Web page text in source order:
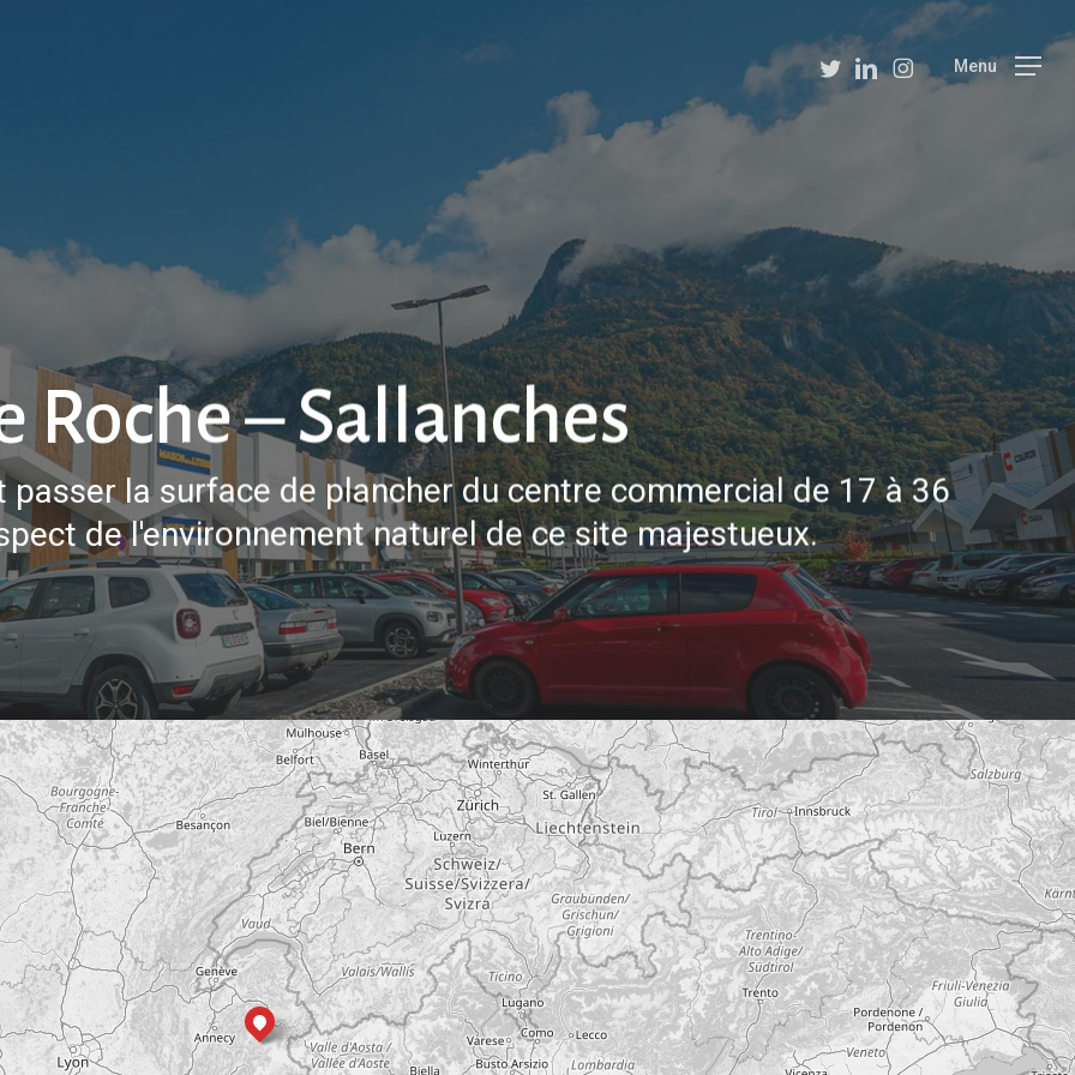
twitterlinkedininstagramMenu
Roche – Sallanches
la surface de plancher du centre commercial de 17 à 36
de l'environnement naturel de ce site majestueux.